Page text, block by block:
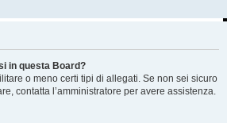
in questa Board?
o meno certi tipi di allegati. Se non sei sicuro
contatta l’amministratore per avere assistenza.